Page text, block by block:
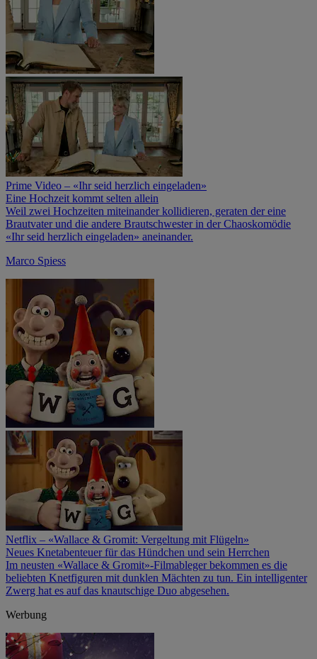
Prime Video – «Ihr seid herzlich eingeladen»
Eine Hochzeit kommt selten allein
Weil zwei Hochzeiten miteinander kollidieren, geraten der eine
Brautvater und die andere Brautschwester in der Chaoskomödie
«Ihr seid herzlich eingeladen» aneinander.
Marco Spiess
Netflix – «Wallace & Gromit: Vergeltung mit Flügeln»
Neues Knetabenteuer für das Hündchen und sein Herrchen
Im neusten «Wallace & Gromit»-Filmableger bekommen es die
beliebten Knetfiguren mit dunklen Mächten zu tun. Ein intelligenter
Zwerg hat es auf das knautschige Duo abgesehen.
Werbung